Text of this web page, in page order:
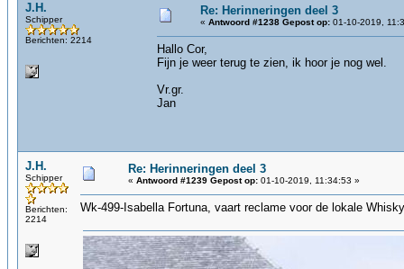
J.H.
Schipper
Berichten: 2214
Re: Herinneringen deel 3
« Antwoord #1238 Gepost op: 01-10-2019,
Hallo Cor,
Fijn je weer terug te zien, ik hoor je nog wel.
Vr.gr.
Jan
J.H.
Schipper
Berichten:
2214
Re: Herinneringen deel 3
« Antwoord #1239 Gepost op: 01-10-2019, 11:34:53 »
Wk-499-Isabella Fortuna, vaart reclame voor de lokale